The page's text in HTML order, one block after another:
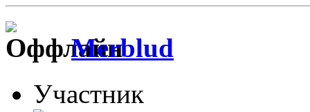
Merblud
Участник